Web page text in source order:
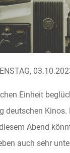
Einheit
deutschen
Abend
auch sehr